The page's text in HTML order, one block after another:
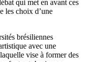
qui met en avant ces
les choix d’une
brésiliennes
avec une
vise à former des